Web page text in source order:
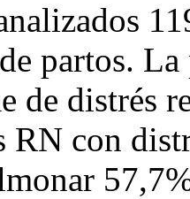
partos.
de distrés
RN con